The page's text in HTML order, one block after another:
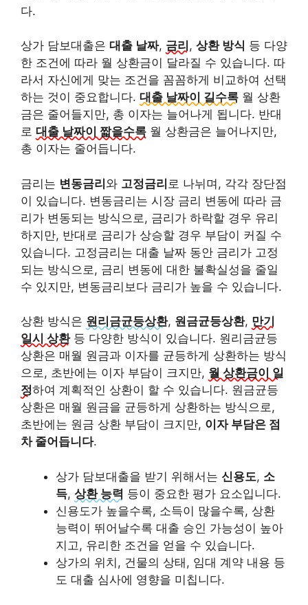
다.
상가 담보대출은 대출 날짜, 금리 , 상환 방식 등 다양
한 조건에 따라 월 상환금이 달라질 수 있습니다. 따
라서 자신에게 맞는 조건을 꼼꼼하게 비교하여 선택
하는 것이 중요합니다. 대출 날짜이 길수록 월 상환
금은 줄어들지만, 총 이자는 늘어나게 됩니다. 반대
로 대출 날짜이 짧을수록 월 상환금은 늘어나지만,
총 이자는 줄어듭니다.
금리는 변동금리와 고정금리 로 나뉘며, 각각 장단점
이 있습니다. 변동금리는 시장 금리 변동에 따라 금
리가 변동되는 방식으로, 금리가 하락할 경우 유리
하지만, 반대로 금리가 상승할 경우 부담이 커질 수
있습니다. 고정금리는 대출 날짜 동안 금리가 고정
되는 방식으로, 금리 변동에 대한 불확실성을 줄일
수 있지만, 변동금리보다 금리가 높을 수 있습니다.
상환 방식은 원리금균등상환, 원금균등상환, 만기
일시 상환등 다양한 방식이 있습니다. 원리금균등
상환은 매월 원금과 이자를 균등하게 상환하는 방식
으로, 초반에는 이자 부담이 크지만, 월 상환금이 일
정하여 계획적인 상환이 할 수 있습니다. 원금균등
상환은 매월 원금을 균등하게 상환하는 방식으로,
초반에는 원금 상환 부담이 크지만, 이자 부담은 점
차 줄어듭니다.
상가 담보대출을 받기 위해서는 신용도, 소
득, 상환 능력 등이 중요한 평가 요소입니다.
신용도가 높을수록, 소득이 많을수록, 상환
능력이 뛰어날수록 대출 승인 가능성이 높아
지고, 유리한 조건을 얻을 수 있습니다.
상가의 위치, 건물의 상태, 임대 계약 내용 등
도 대출 심사에 영향을 미칩니다.